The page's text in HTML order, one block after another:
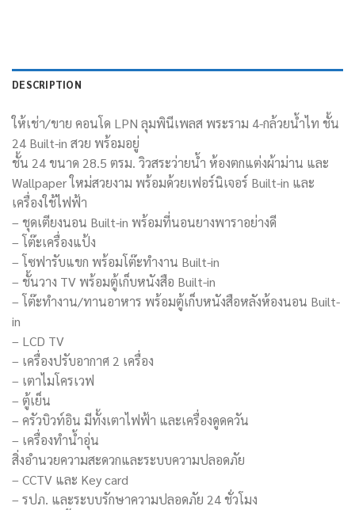
DESCRIPTION
ให้เช่า/ขาย คอนโด LPN ลุมพินีเพลส พระราม 4-กล้วยน้ำไท ชั้น
24 Built-in สวย พร้อมอยู่
ชั้น 24 ขนาด 28.5 ตรม. วิวสระว่ายน้ำ ห้องตกแต่งผ้าม่าน และ
Wallpaper ใหม่สวยงาม พร้อมด้วยเฟอร์นิเจอร์ Built-in และ
เครื่องใช้ไฟฟ้า
– ชุดเตียงนอน Built-in พร้อมที่นอนยางพาราอย่างดี
– โต๊ะเครื่องแป้ง
– โซฟารับแขก พร้อมโต๊ะทำงาน Built-in
– ชั้นวาง TV พร้อมตู้เก็บหนังสือ Built-in
– โต๊ะทำงาน/ทานอาหาร พร้อมตู้เก็บหนังสือหลังห้องนอน Built-
in
– LCD TV
– เครื่องปรับอากาศ 2 เครื่อง
– เตาไมโครเวฟ
– ตู้เย็น
– ครัวบิวท์อิน มีทั้งเตาไฟฟ้า และเครื่องดูดควัน
– เครื่องทำน้ำอุ่น
สิ่งอำนวยความสะดวกและระบบความปลอดภัย
– CCTV และ Key card
– รปภ. และระบบรักษาความปลอดภัย 24 ชั่วโมง